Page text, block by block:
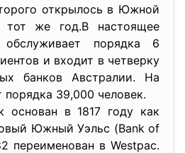
открылось в Южной
тот же год.В настоящее
порядка 6
и входит в четверку
банков Австралии. На
порядка 39,000 человек.
основан в 1817 году как
Южный Уэльс (Bank of
переименован в Westpac.